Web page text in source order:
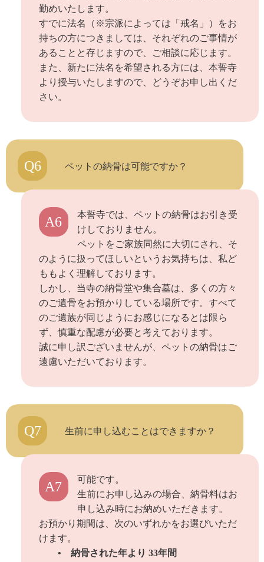
勤めいたします。
すでに法名（※宗派によっては「戒名」）をお
持ちの方につきましては、それぞれのご事情が
あることと存じますので、ご相談に応じます。
また、新たに法名を希望される方には、本誓寺
より授与いたしますので、どうぞお申し出くだ
さい。
Q6 ペットの納骨は可能ですか？
A6
本誓寺では、ペットの納骨はお引き受
けしておりません。
ペットをご家族同然に大切にされ、そ
のように扱ってほしいというお気持ちは、私ど
ももよく理解しております。
しかし、当寺の納骨堂や集合墓は、多くの方々
のご遺骨をお預かりしている場所です。すべて
のご遺族が同じようにお感じになるとは限ら
ず、慎重な配慮が必要と考えております。
誠に申し訳ございませんが、ペットの納骨はご
遠慮いただいております。
Q7 生前に申し込むことはできますか？
A7
可能です。
生前にお申し込みの場合、納骨料はお
申し込み時にお納めいただきます。
お預かり期間は、次のいずれかをお選びいただ
けます。
• 納骨された年より 33年間